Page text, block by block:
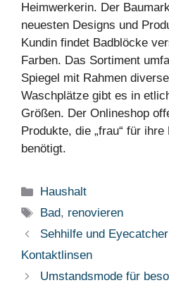
Heimwerkerin. Der
neuesten Designs und
Kundin findet Badblöcke
Farben. Das Sortiment
Spiegel mit Rahmen
Waschplätze gibt es in
Größen. Der Onlineshop
Produkte, die „frau“ für
benötigt.
Kategorien
Haushalt
Schlagwörter
Bad, renovieren
Sehhilfe und
Kontaktlinsen
Umstandsmode für